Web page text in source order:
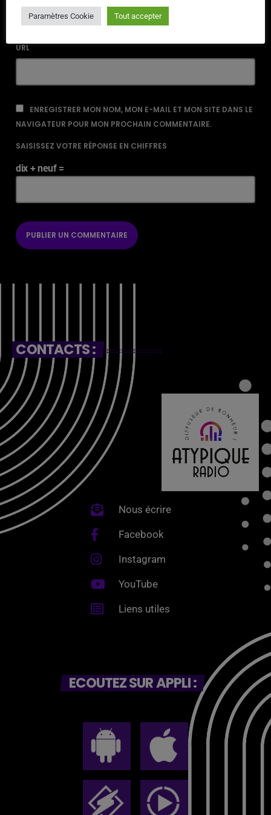
URL
ENREGISTRER MON NOM, MON E-MAIL ET MON SITE DANS LE
NAVIGATEUR POUR MON PROCHAIN COMMENTAIRE.
SAISISSEZ VOTRE RÉPONSE EN CHIFFRES
dix + neuf =
CONTACTS :
Nous écrire
Facebook
Instagram
YouTube
Liens utiles
ECOUTEZ SUR APPLI :
Paramètres Cookie Tout accepter